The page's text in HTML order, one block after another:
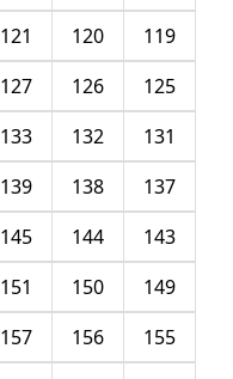
119
120
121
125
126
127
131
132
133
137
138
139
143
144
145
149
150
151
155
156
157